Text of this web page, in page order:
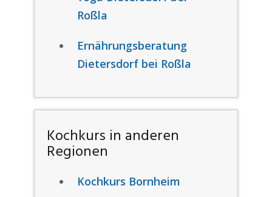
Roßla
Ernährungsberatung
Dietersdorf bei Roßla
Kochkurs in anderen
Regionen
Kochkurs Bornheim